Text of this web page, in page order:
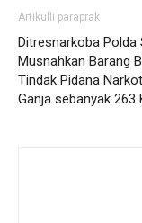
Artikulli paraprak
Ditresnarkoba Polda
Musnahkan Barang
Tindak Pidana
Ganja sebanyak 263